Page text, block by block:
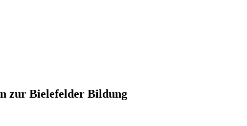
zur Bielefelder Bildung